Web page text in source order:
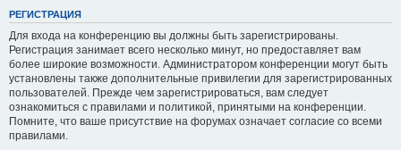
РЕГИСТРАЦИЯ
Для входа на конференцию вы должны быть зарегистрированы.
Регистрация занимает всего несколько минут, но предоставляет вам
более широкие возможности. Администратором конференции могут быть
установлены также дополнительные привилегии для зарегистрированных
пользователей. Прежде чем зарегистрироваться, вам следует
ознакомиться с правилами и политикой, принятыми на конференции.
Помните, что ваше присутствие на форумах означает согласие со всеми
правилами.